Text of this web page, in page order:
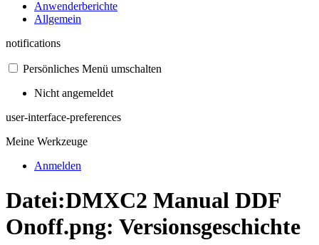
Anwenderberichte
Allgemein
notifications
Persönliches Menü umschalten
Nicht angemeldet
user-interface-preferences
Meine Werkzeuge
Anmelden
Datei:DMXC2 Manual DDF
Onoff.png: Versionsgeschichte